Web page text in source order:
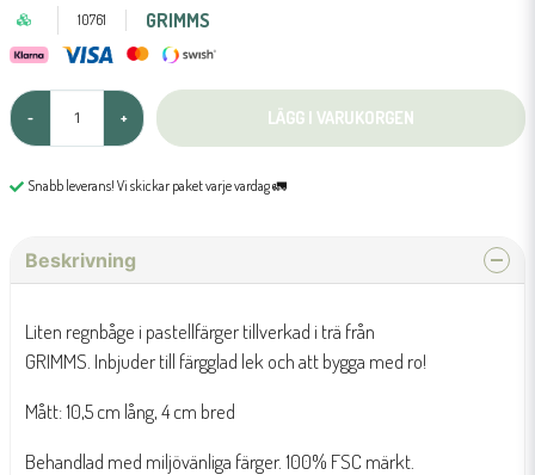
10761 GRIMMS
- + LÄGG I VARUKORGEN
Snabb leverans! Vi skickar paket varje vardag 🚛
Beskrivning
Liten regnbåge i pastellfärger tillverkad i trä från
GRIMMS. Inbjuder till färgglad lek och att bygga med ro!
Mått: 10,5 cm lång, 4 cm bred
Behandlad med miljövänliga färger. 100% FSC märkt.